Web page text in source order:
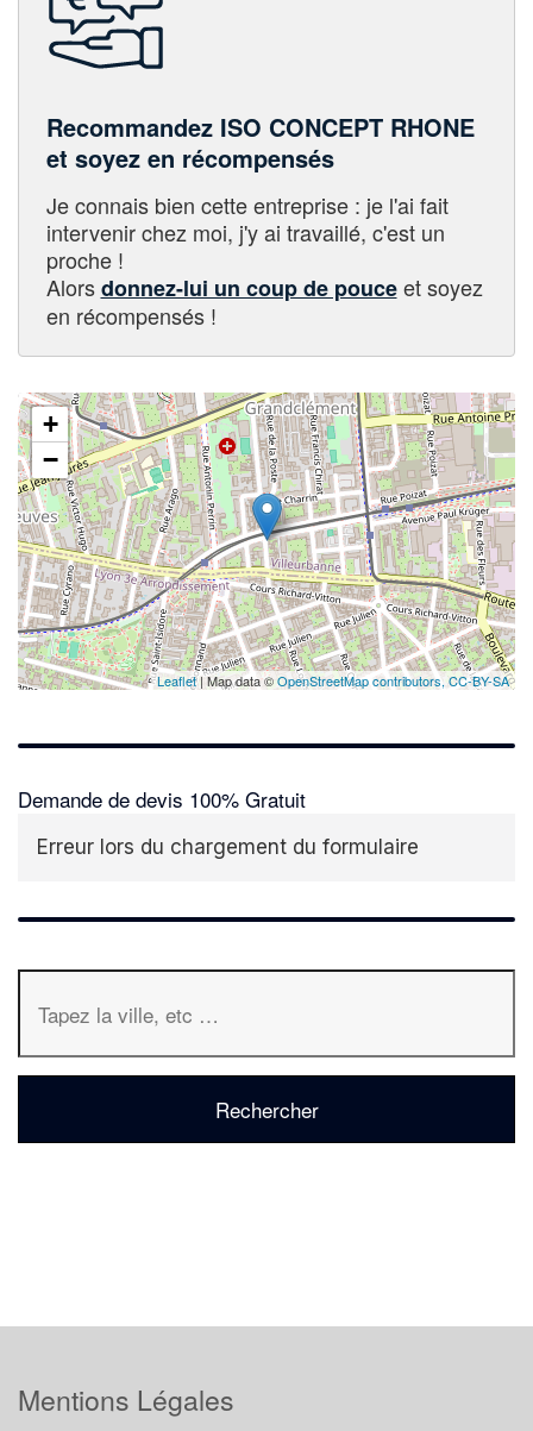
Recommandez ISO CONCEPT RHONE
et soyez en récompensés
Je connais bien cette entreprise : je l'ai fait
intervenir chez moi, j'y ai travaillé, c'est un
proche !
Alorsdonnez-lui un coup de pouceet soyez
en récompensés !
+
−
Leaflet| Map data ©OpenStreetMap contributors,CC-BY-SA
Demande de devis 100% Gratuit
Erreur lors du chargement du formulaire
Mentions Légales